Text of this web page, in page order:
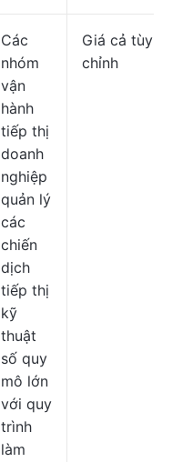
Các
nhóm
vận
hành
tiếp thị
doanh
nghiệp
quản lý
các
chiến
dịch
tiếp thị
kỹ
thuật
số quy
mô lớn
với quy
trình
làm
Giá cả tùy
chỉnh